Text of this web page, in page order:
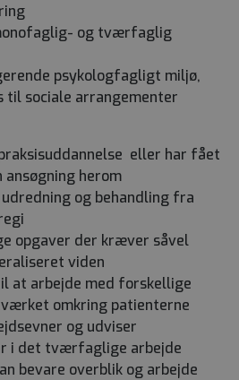
og tværfaglig
psykologfagligt miljø,
til sociale arrangementer
eller har fået
herom
og behandling fra
opgaver der kræver såvel
viden
at arbejde med forskellige
omkring patienterne
og udviser
i det tværfaglige arbejde
bevare overblik og arbejde